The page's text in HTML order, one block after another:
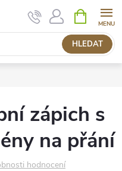
HLEDAT
NÁKUPNÍ
KOŠÍK
zápich s
na přání
hodnocení